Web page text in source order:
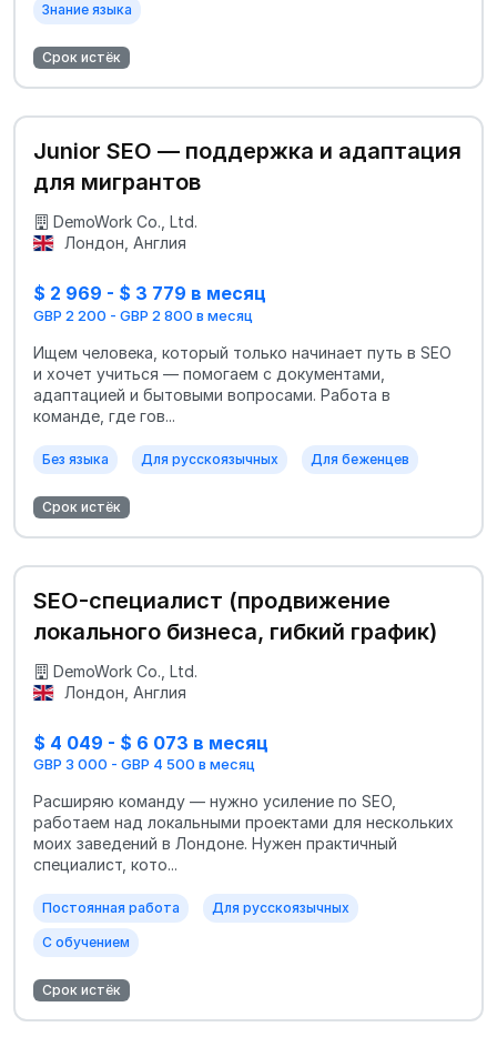
Знание языка
Срок истёк
Junior SEO — поддержка и адаптация
для мигрантов
DemoWork Co., Ltd.
Лондон, Англия
$ 2 969 - $ 3 779 в месяц
GBP 2 200 - GBP 2 800 в месяц
Ищем человека, который только начинает путь в SEO
и хочет учиться — помогаем с документами,
адаптацией и бытовыми вопросами. Работа в
команде, где гов...
Без языка Для русскоязычных Для беженцев
Срок истёк
SEO-специалист (продвижение
локального бизнеса, гибкий график)
DemoWork Co., Ltd.
Лондон, Англия
$ 4 049 - $ 6 073 в месяц
GBP 3 000 - GBP 4 500 в месяц
Расширяю команду — нужно усиление по SEO,
работаем над локальными проектами для нескольких
моих заведений в Лондоне. Нужен практичный
специалист, кото...
Постоянная работа Для русскоязычных
С обучением
Срок истёк